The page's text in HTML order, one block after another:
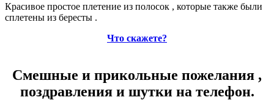
Красивое простое плетение из полосок , которые также были
сплетены из бересты .
Что скажете?
Смешные и прикольные пожелания ,
поздравления и шутки на телефон.